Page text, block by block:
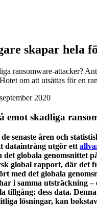
skapar hela
ransomware-attacker?
om att utsättas för en
2020
skadliga
senaste åren och
dataintrång utgör ett
globala genomsnittet
global rapport, där det
med det globala
i samma utsträckning
tillgång: dess data.
lösningar, kan